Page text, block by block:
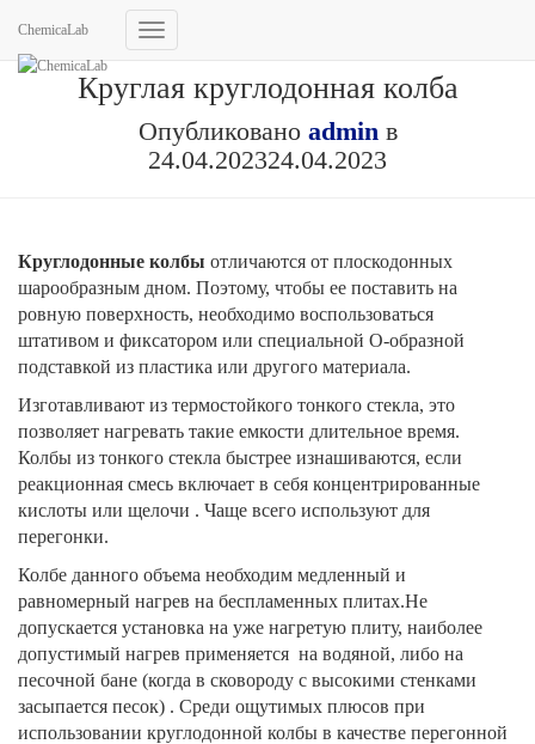
ChemicaLab
Переключить
Круглая круглодонная колба
Опубликовано adminв
24.04.202324.04.2023
Круглодонные колбы отличаются от плоскодонных
шарообразным дном. Поэтому, чтобы ее поставить на
ровную поверхность, необходимо воспользоваться
штативом и фиксатором или специальной О-образной
подставкой из пластика или другого материала.
Изготавливают из термостойкого тонкого стекла, это
позволяет нагревать такие емкости длительное время.
Колбы из тонкого стекла быстрее изнашиваются, если
реакционная смесь включает в себя концентрированные
кислоты или щелочи . Чаще всего используют для
перегонки.
Колбе данного объема необходим медленный и
равномерный нагрев на беспламенных плитах.Не
допускается установка на уже нагретую плиту, наиболее
допустимый нагрев применяется на водяной, либо на
песочной бане (когда в сковороду с высокими стенками
засыпается песок) . Среди ощутимых плюсов при
использовании круглодонной колбы в качестве перегонной